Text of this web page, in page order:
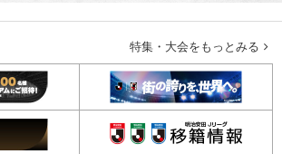
特集・大会をもっとみる